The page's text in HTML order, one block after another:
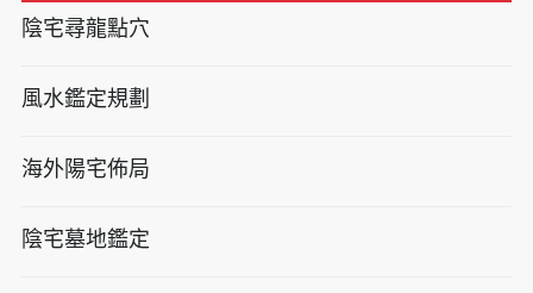
陰宅尋龍點穴
風水鑑定規劃
海外陽宅佈局
陰宅墓地鑑定